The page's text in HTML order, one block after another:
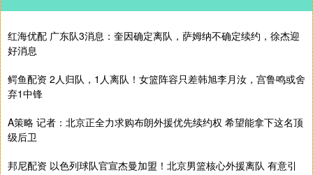
红海优配 广东队3消息：奎因确定离队，萨姆纳不确定续约，徐杰迎
好消息
鳄鱼配资 2人归队，1人离队！女篮阵容只差韩旭李月汝，宫鲁鸣或舍
弃1中锋
A策略 记者：北京正全力求购布朗外援优先续约权 希望能拿下这名顶
级后卫
邦尼配资 以色列球队官宣杰曼加盟！北京男篮核心外援离队 有意引